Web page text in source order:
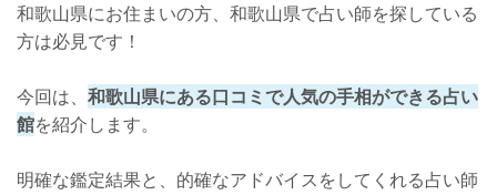
和歌山県にお住まいの方、和歌山県で占い師を探している
方は必見です！
今回は、 和歌山県にある口コミで人気の手相ができる占い
館を紹介します。
明確な鑑定結果と、的確なアドバイスをしてくれる占い師